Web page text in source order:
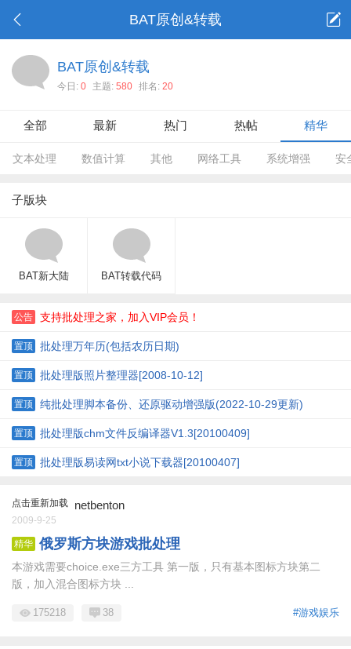
BAT原创&转载
BAT原创&转载
今日: 0 主题: 580 排名: 20
全部 最新 热门 热帖 精华
文本处理 数值计算 其他 网络工具 系统增强 安
子版块
BAT新大陆 BAT转载代码
公告 支持批处理之家，加入VIP会员！
置顶 批处理万年历(包括农历日期)
置顶 批处理版照片整理器[2008-10-12]
置顶 纯批处理脚本备份、还原驱动增强版(2022-10-29更新)
置顶 批处理版chm文件反编译器V1.3[20100409]
置顶 批处理版易读网txt小说下载器[20100407]
点击重新加载 netbenton
2009-9-25
精华 俄罗斯方块游戏批处理
本游戏需要choice.exe三方工具 第一版，只有基本图标方块第二
版，加入混合图标方块 ...
#游戏娱乐
175218 38